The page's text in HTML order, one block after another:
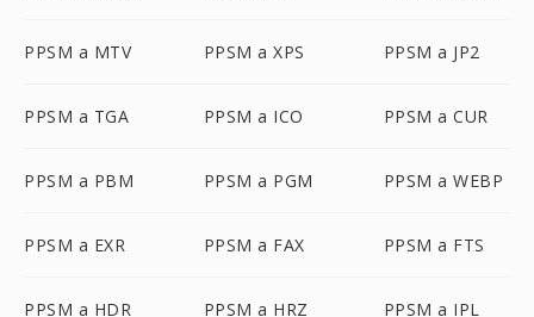
PPSM a MTV PPSM a XPS PPSM a JP2
PPSM a TGA PPSM a ICO PPSM a CUR
PPSM a PBM PPSM a PGM PPSM a WEBP
PPSM a EXR PPSM a FAX PPSM a FTS
PPSM a HDR PPSM a HRZ PPSM a IPL